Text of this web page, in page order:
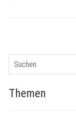
Suchen
Themen